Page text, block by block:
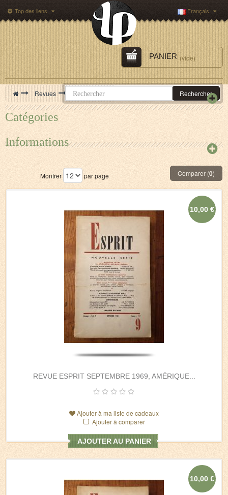
Français
Top des liens
Rechercher
PANIER (vide)
> Revues > Revue Esprit
Catégories
Informations
Montrer par page Comparer (0)
REVUE ESPRIT SEPTEMBRE 1969, AMÉRIQUE...
10,00 €
Ajouter à ma liste de cadeaux
Ajouter à comparer
AJOUTER AU PANIER
10,00 €